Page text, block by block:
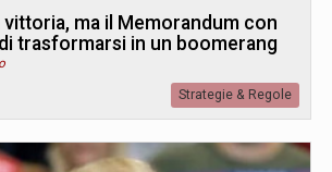
ma il Memorandum con
di trasformarsi in un boomerang
Strategie & Regole